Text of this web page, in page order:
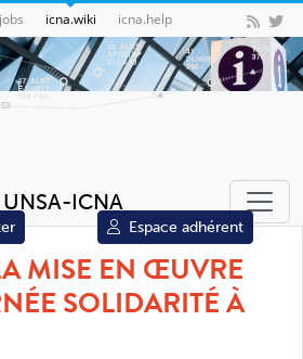
icna.wiki icna.help
Espace adhérent
UNSA-ICNA
MISE EN ŒUVRE
SOLIDARITÉ À